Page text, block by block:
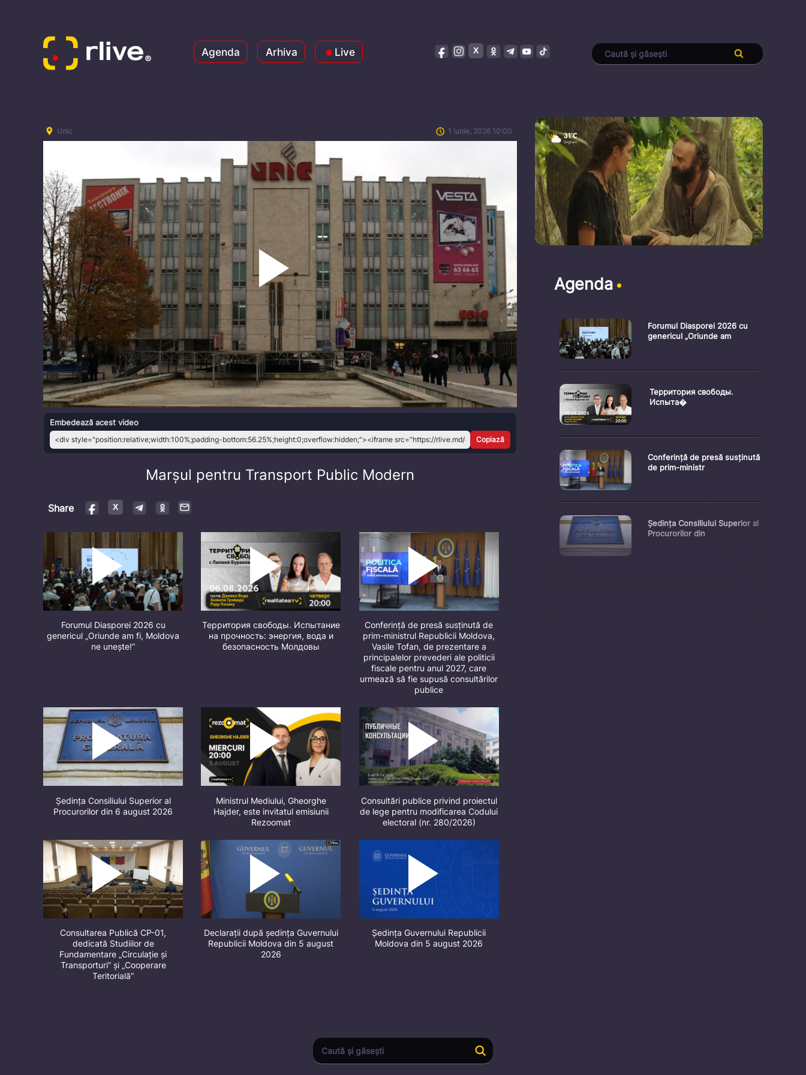
Agenda Arhiva Live
Unic 1 iunie, 2026 10:00
Play
Video
Embedează acest video
Copiază
Marșul pentru Transport Public Modern
Share
Forumul Diasporei 2026 cu
genericul „Oriunde am fi, Moldova
ne unește!”
Территория свободы. Испытание
на прочность: энергия, вода и
безопасность Молдовы
Conferință de presă susținută de
prim-ministrul Republicii Moldova,
Vasile Tofan, de prezentare a
principalelor prevederi ale politicii
fiscale pentru anul 2027, care
urmează să fie supusă consultărilor
publice
Ședința Consiliului Superior al
Procurorilor din 6 august 2026
Ministrul Mediului, Gheorghe
Hajder, este invitatul emisiunii
Rezoomat
Consultări publice privind proiectul
de lege pentru modificarea Codului
electoral (nr. 280/2026)
Consultarea Publică CP-01,
dedicată Studiilor de
Fundamentare „Circulație și
Transporturi” și „Cooperare
Teritorială”
Declarații după ședința Guvernului
Republicii Moldova din 5 august
2026
Ședința Guvernului Republicii
Moldova din 5 august 2026
Agenda
Forumul Diasporei 2026 cu
genericul „Oriunde am
Территория свободы.
Испыта�
Conferință de presă susținută
de prim-ministr
Ședința Consiliului Superior al
Procurorilor din